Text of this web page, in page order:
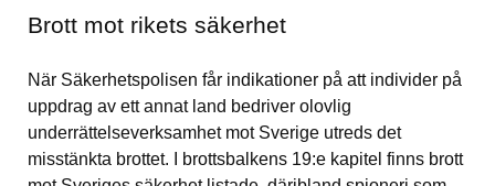
Brott mot rikets säkerhet
När Säkerhetspolisen får indikationer på att individer på
uppdrag av ett annat land bedriver olovlig
underrättelseverksamhet mot Sverige utreds det
misstänkta brottet. I brottsbalkens 19:e kapitel finns brott